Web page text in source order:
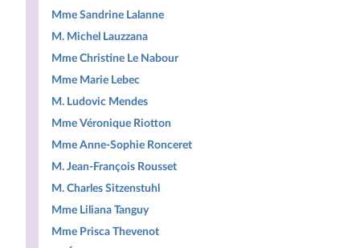
Mme Sandrine Lalanne
M. Michel Lauzzana
Mme Christine Le Nabour
Mme Marie Lebec
M. Ludovic Mendes
Mme Véronique Riotton
Mme Anne-Sophie Ronceret
M. Jean-François Rousset
M. Charles Sitzenstuhl
Mme Liliana Tanguy
Mme Prisca Thevenot